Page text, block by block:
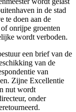
in de stad
te doen aan de
onrijpe groenten
wordt verboden.
een brief van de
van de
van
Zijne Excellentie
nut wordt
onder